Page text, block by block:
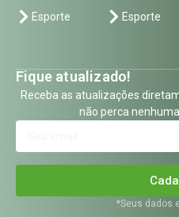
Esporte Esporte
Fique atualizado!
Receba as atualizações
não perca
*Seus dados